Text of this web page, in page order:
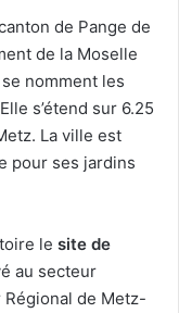
de Pange de
de la Moselle
nomment les
s’étend sur 6.25
La ville est
pour ses jardins
le site de
au secteur
de Metz-